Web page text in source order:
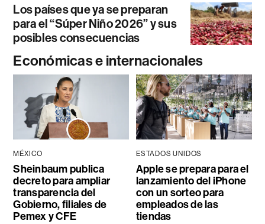
Los países que ya se preparan
para el “Súper Niño 2026” y sus
posibles consecuencias
Económicas e internacionales
MÉXICO
Sheinbaum publica
decreto para ampliar
transparencia del
Gobierno, filiales de
Pemex y CFE
ESTADOS UNIDOS
Apple se prepara para el
lanzamiento del iPhone
con un sorteo para
empleados de las
tiendas